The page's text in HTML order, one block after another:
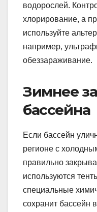
водорослей.
хлорирование, а
используйте
например,
обеззараживание.
Зимнее
бассейна
Если бассейн
регионе с
правильно
используются
специальные
сохранит бассейн